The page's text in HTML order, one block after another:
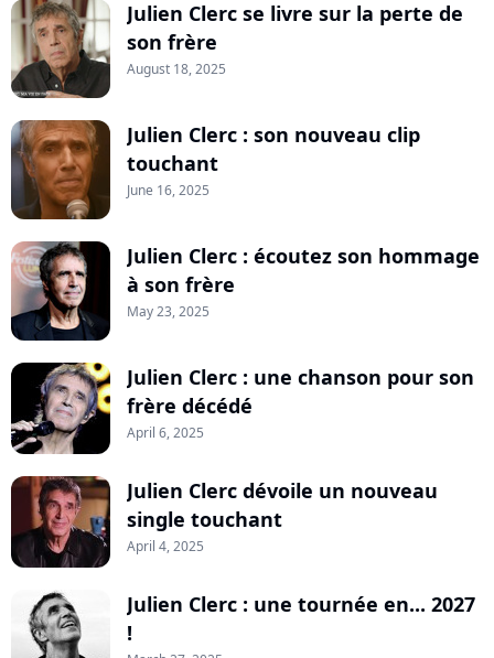
Julien Clerc se livre sur la perte de
son frère
August 18, 2025
Julien Clerc : son nouveau clip
touchant
June 16, 2025
Julien Clerc : écoutez son hommage
à son frère
May 23, 2025
Julien Clerc : une chanson pour son
frère décédé
April 6, 2025
Julien Clerc dévoile un nouveau
single touchant
April 4, 2025
Julien Clerc : une tournée en... 2027
!